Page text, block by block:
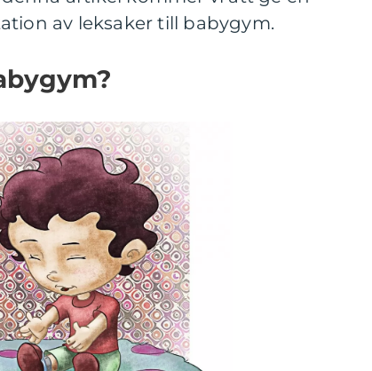
av leksaker till babygym.